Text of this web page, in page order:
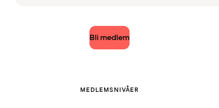
Bli medlem
MEDLEMSNIVÅER